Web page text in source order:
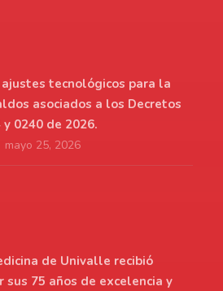
ajustes tecnológicos para la
asociados a los Decretos
y 0240 de 2026.
mayo 25, 2026
de Univalle recibió
sus 75 años de excelencia y